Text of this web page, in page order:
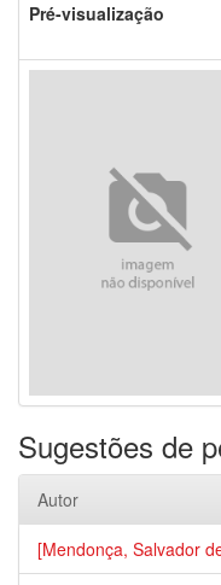
Pré-visualização
Sugestões de
Autor
[Mendonça, Salvador